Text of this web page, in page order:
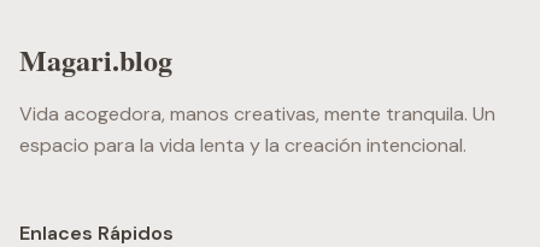
Magari.blog
Vida acogedora, manos creativas, mente tranquila. Un
espacio para la vida lenta y la creación intencional.
Enlaces Rápidos